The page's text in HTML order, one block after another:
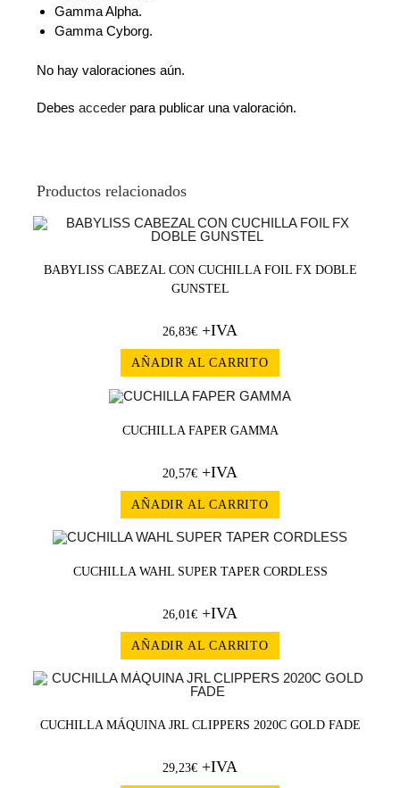
Gamma Alpha.
Gamma Cyborg.
No hay valoraciones aún.
Debesacceder para publicar una valoración.
Productos relacionados
BABYLISS CABEZAL CON CUCHILLA FOIL FX DOBLE
GUNSTEL
26,83€ +IVA
AÑADIR AL CARRITO
CUCHILLA FAPER GAMMA
20,57€ +IVA
AÑADIR AL CARRITO
CUCHILLA WAHL SUPER TAPER CORDLESS
26,01€ +IVA
AÑADIR AL CARRITO
CUCHILLA MÁQUINA JRL CLIPPERS 2020C GOLD FADE
29,23€ +IVA